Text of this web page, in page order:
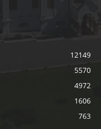
12149
5570
4972
1606
763